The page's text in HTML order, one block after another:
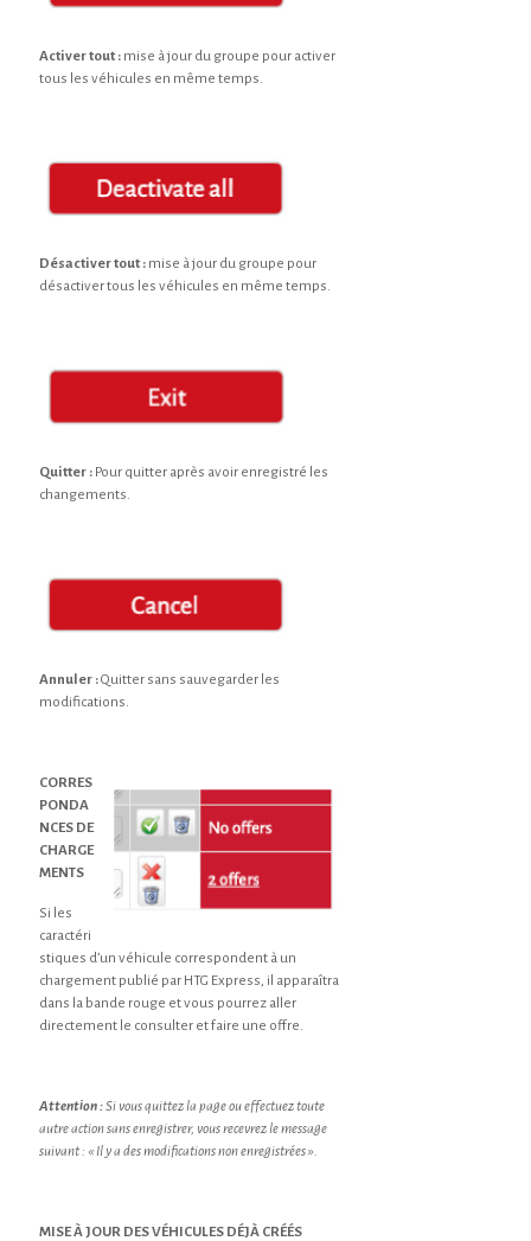
Activer tout : mise à jour du groupe pour activer
tous les véhicules en même temps.
Désactiver tout : mise à jour du groupe pour
désactiver tous les véhicules en même temps.
Quitter : Pour quitter après avoir enregistré les
changements.
Annuler :Quitter sans sauvegarder les
modifications.
CORRES
PONDA
NCES DE
CHARGE
MENTS
Si les
caractéri
stiques d’un véhicule correspondent à un
chargement publié par HTG Express, il apparaîtra
dans la bande rouge et vous pourrez aller
directement le consulter et faire une offre.
Attention :Si vous quittez la page ou effectuez toute
autre action sans enregistrer, vous recevrez le message
suivant : « Il y a des modifications non enregistrées ».
MISE À JOUR DES VÉHICULES DÉJÀ CRÉÉS